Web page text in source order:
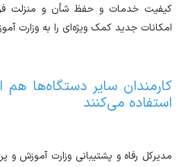
کیفیت خدمات و حفظ شأن و منزلت
امکانات جدید کمک ویژه‌ای را به وزارت
کارمندان سایر دستگاه‌ها
استفاده می‌کنند
مدیرکل رفاه و پشتیبانی وزارت آموزش و